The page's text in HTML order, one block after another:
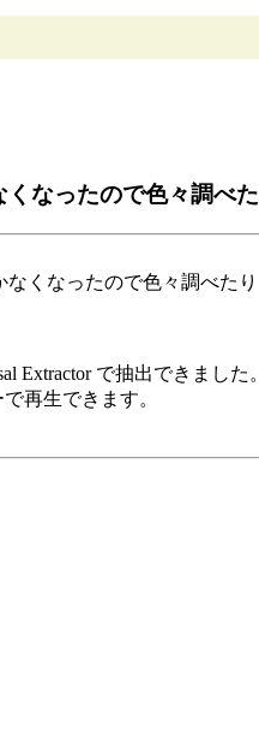
なったので色々調べ
なくなったので色々調べたり
Extractor で抽出できました。
再生できます。